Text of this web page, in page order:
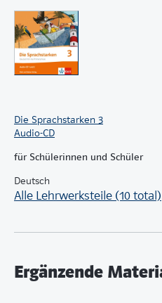
Deutsch, in anderen
altersdurchmischten
gibt es Erklärvideos,
zeigen, wie sie die
können. Die Erklärvideos
Die Sprachstarken 3
Audio-CD
für Schülerinnen und Schüler
Deutsch
Alle Lehrwerksteile (10 total)
Ergänzende